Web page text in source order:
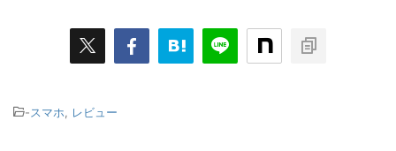
-スマホ レビュー